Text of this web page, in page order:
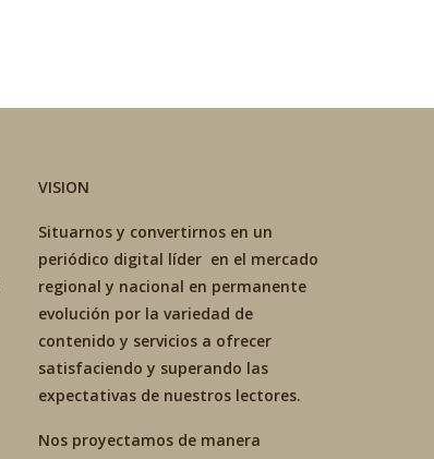
VISION
Situarnos y convertirnos en un
periódico digital líder en el mercado
regional y nacional en permanente
evolución por la variedad de
contenido y servicios a ofrecer
satisfaciendo y superando las
expectativas de nuestros lectores.
Nos proyectamos de manera